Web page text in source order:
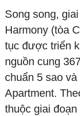
Song song,
Harmony (tòa
tục được triển
nguồn cung
chuẩn 5 sao
Apartment.
thuộc giai